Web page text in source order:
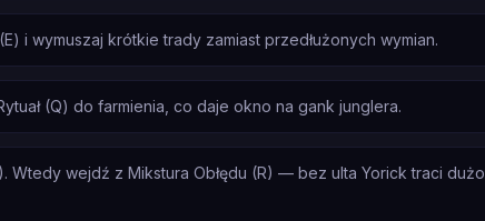
i wymuszaj krótkie trady zamiast przedłużonych wymian.
(Q) do farmienia, co daje okno na gank junglera.
Wtedy wejdź z Mikstura Obłędu (R) — bez ulta Yorick traci dużo